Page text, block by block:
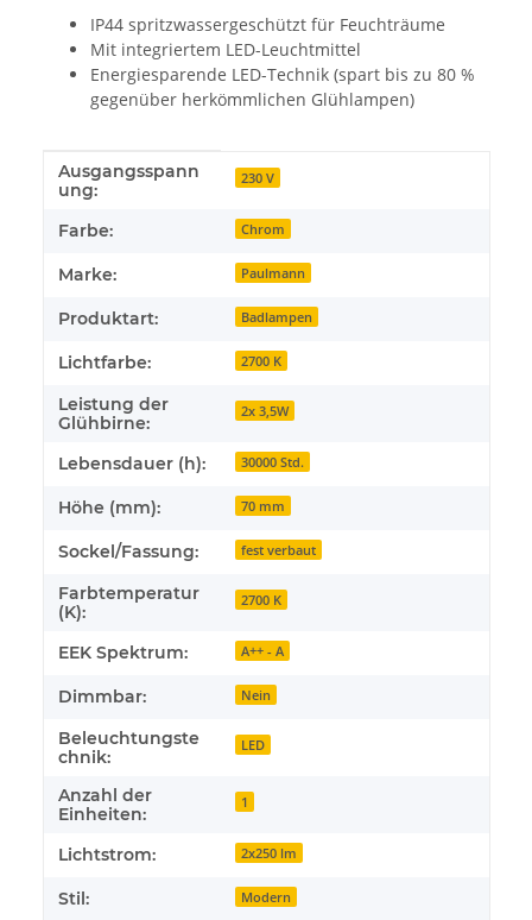
IP44 spritzwassergeschützt für Feuchträume
Mit integriertem LED-Leuchtmittel
Energiesparende LED-Technik (spart bis zu 80 %
gegenüber herkömmlichen Glühlampen)
Produkteigenschaft
Wert
Ausgangsspann
ung:
230 V
Farbe: Chrom
Marke: Paulmann
Produktart: Badlampen
Lichtfarbe: 2700 K
Leistung der
Glühbirne:
2x 3,5W
Lebensdauer (h): 30000 Std.
Höhe (mm): 70 mm
Sockel/Fassung: fest verbaut
Farbtemperatur
(K):
2700 K
EEK Spektrum: A++ - A
Dimmbar: Nein
Beleuchtungste
chnik:
LED
Anzahl der
Einheiten:
1
Lichtstrom: 2x250 lm
Stil: Modern